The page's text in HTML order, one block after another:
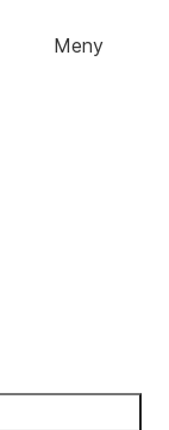
Meny